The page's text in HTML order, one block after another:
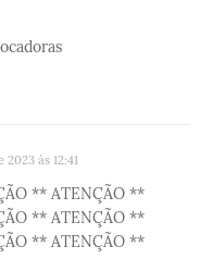
às 12:41
** ATENÇÃO **
** ATENÇÃO **
** ATENÇÃO **